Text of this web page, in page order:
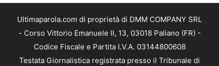
Ultimaparola.com di proprietà di DMM COMPANY SRL
- Corso Vittorio Emanuele II, 13, 03018 Paliano (FR) -
Codice Fiscale e Partita I.V.A. 03144800608
Testata Giornalistica registrata presso il Tribunale di